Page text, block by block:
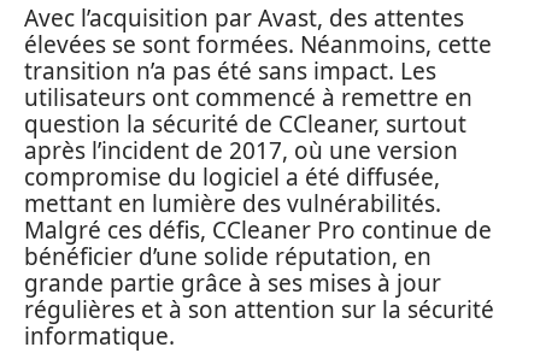
Avec l’acquisition par Avast, des attentes
élevées se sont formées. Néanmoins, cette
transition n’a pas été sans impact. Les
utilisateurs ont commencé à remettre en
question la sécurité de CCleaner, surtout
après l’incident de 2017, où une version
compromise du logiciel a été diffusée,
mettant en lumière des vulnérabilités.
Malgré ces défis, CCleaner Pro continue de
bénéficier d’une solide réputation, en
grande partie grâce à ses mises à jour
régulières et à son attention sur la sécurité
informatique.